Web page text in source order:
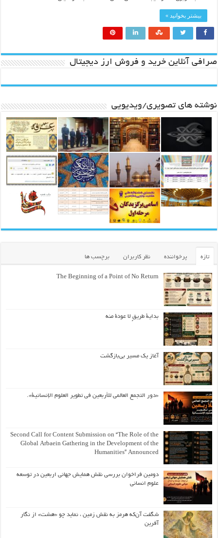
بیشتر بخوانید »
صرافی آنلاین خرید و فروش ارز دیجیتال
نوشته های تصویری/ویدیویی
تازه پرخواننده نظر کاربران برچسب ها
The Beginning of a Point of No Return
بداية طريقٍ لا عودة منه
آغاز یک مسیر بی‌بازگشت
«دور التجمع العالمي للأربعين في تطوير العلوم الإنسانية».
Second Call for Content Submission on “The Role of the
Global Arbaein Gathering in the Development of the
Humanities” Announced
دومین فراخوان بررسی نقش همایش جهانی اربعین در توسعه
علوم انسانی
شگفت آن‌که هرمز به نقش زمین ، نماید چو «هشت» از نگار
آفرین